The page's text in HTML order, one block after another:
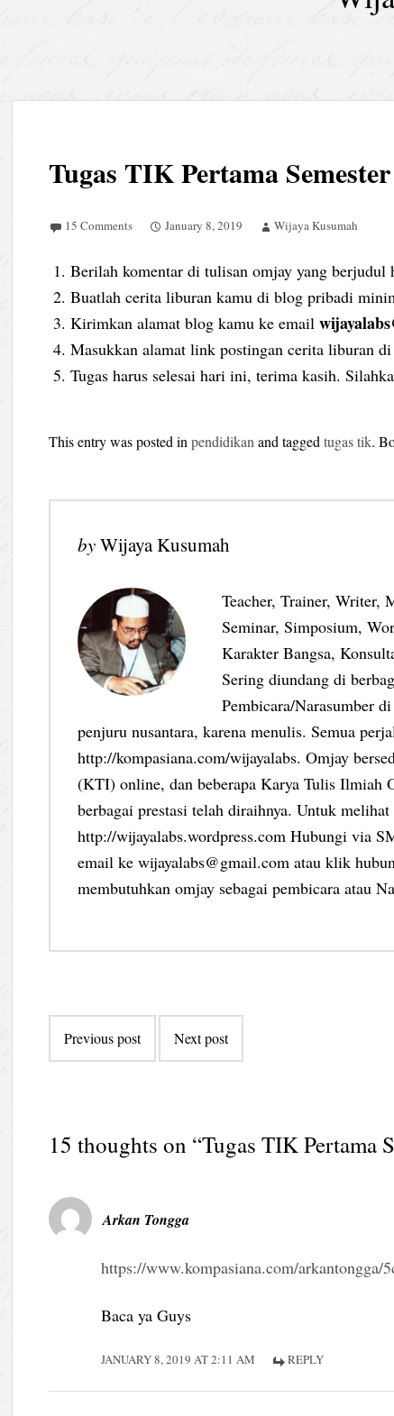
Tugas TIK Pertama
15 Comments January 8, 2019 Wijaya Kusumah
Berilah komentar di tulisan omjay yang
Buatlah cerita liburan kamu di blog pribadi
Kirimkan alamat blog kamu ke email
Masukkan alamat link postingan cerita liburan
Tugas harus selesai hari ini, terima kasih.
This entry was posted inpendidikan and taggedtugas tik.
byWijaya Kusumah
Teacher, Trainer, Writer,
Seminar, Simposium,
Karakter Bangsa,
Sering diundang di
Pembicara/Narasumber
penjuru nusantara, karena menulis. Semua
http://kompasiana.com/wijayalabs. Omjay
(KTI) online, dan beberapa Karya Tulis Ilmiah
berbagai prestasi telah diraihnya. Untuk
http://wijayalabs.wordpress.com Hubungi via
email ke wijayalabs@gmail.com atau klik
membutuhkan omjay sebagai pembicara atau
Post
navigation
Previous post Next post
15 thoughts on “Tugas TIK Pertama
Arkan Tongga
https://www.kompasiana.com/arkantongga/
Baca ya Guys
JANUARY 8, 2019 AT 2:11 AM REPLY